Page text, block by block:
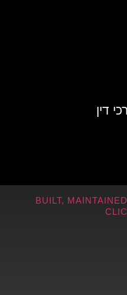
דין
BUILT,